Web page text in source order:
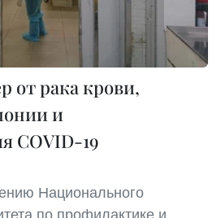
от рака крови,
и
COVID-19
Национального
по профилактике и